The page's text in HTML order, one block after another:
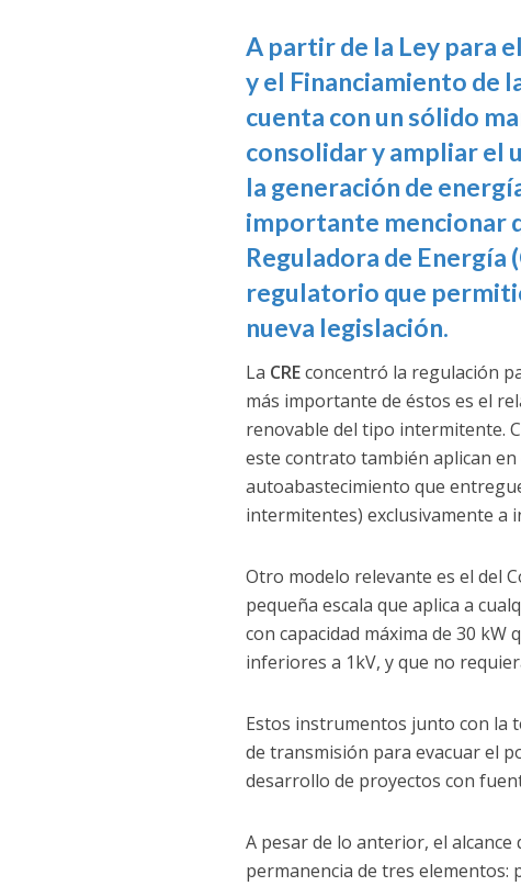
A partir de la Ley para
y el Financiamiento de
cuenta con un sólido
consolidar y ampliar el
la generación de
importante mencionar
Reguladora de Energía
regulatorio que
nueva legislación.
La CREconcentró la regulación
más importante de éstos es el
renovable del tipo intermitente.
este contrato también aplican
autoabastecimiento que
intermitentes) exclusivamente a
Otro modelo relevante es el del
pequeña escala que aplica a
con capacidad máxima de 30 kW
inferiores a 1kV, y que no
Estos instrumentos junto con la
de transmisión para evacuar el
desarrollo de proyectos con
A pesar de lo anterior, el
permanencia de tres elementos: